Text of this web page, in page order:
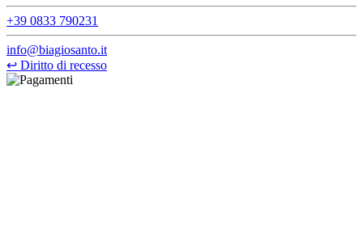
+39 0833 790231
info@biagiosanto.it
↩ Diritto di recesso